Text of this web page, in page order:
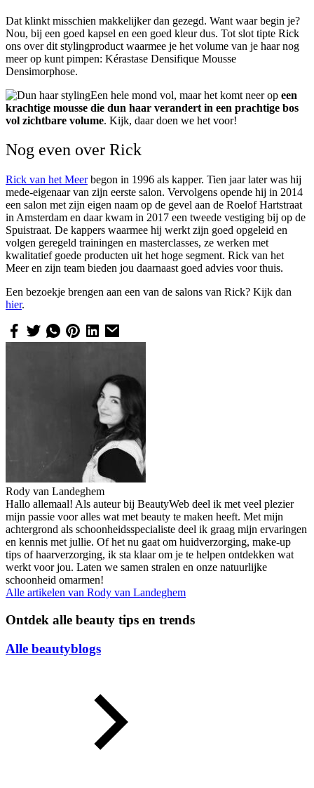
Dat klinkt misschien makkelijker dan gezegd. Want waar begin je?
Nou, bij een goed kapsel en een goed kleur dus. Tot slot tipte Rick
ons over dit stylingproduct waarmee je het volume van je haar nog
meer op kunt pimpen: Kérastase Densifique Mousse
Densimorphose.
Een hele mond vol, maar het komt neer op een
krachtige mousse die dun haar verandert in een prachtige bos
vol zichtbare volume. Kijk, daar doen we het voor!
Nog even over Rick
Rick van het Meerbegon in 1996 als kapper. Tien jaar later was hij
mede-eigenaar van zijn eerste salon. Vervolgens opende hij in 2014
een salon met zijn eigen naam op de gevel aan de Roelof Hartstraat
in Amsterdam en daar kwam in 2017 een tweede vestiging bij op de
Spuistraat. De kappers waarmee hij werkt zijn goed opgeleid en
volgen geregeld trainingen en masterclasses, ze werken met
kwalitatief goede producten uit het hoge segment. Rick van het
Meer en zijn team bieden jou daarnaast goed advies voor thuis.
Een bezoekje brengen aan een van de salons van Rick? Kijk dan
hier.
Rody van Landeghem
Hallo allemaal! Als auteur bij BeautyWeb deel ik met veel plezier
mijn passie voor alles wat met beauty te maken heeft. Met mijn
achtergrond als schoonheidsspecialiste deel ik graag mijn ervaringen
en kennis met jullie. Of het nu gaat om huidverzorging, make-up
tips of haarverzorging, ik sta klaar om je te helpen ontdekken wat
werkt voor jou. Laten we samen stralen en onze natuurlijke
schoonheid omarmen!
Alle artikelen van Rody van Landeghem
Ontdek alle beauty tips en trends
Alle beautyblogs